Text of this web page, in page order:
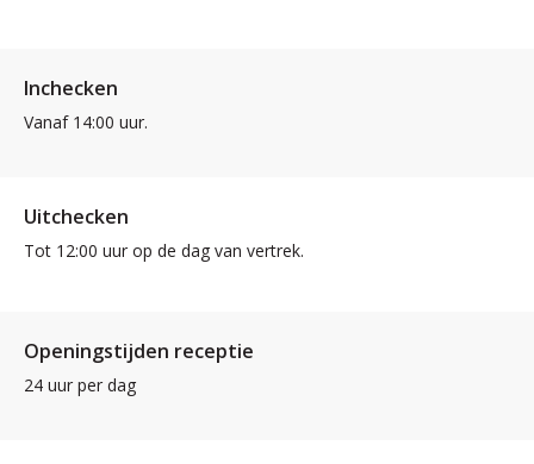
Inchecken
Vanaf 14:00 uur.
Uitchecken
Tot 12:00 uur op de dag van vertrek.
Openingstijden receptie
24 uur per dag